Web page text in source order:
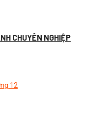
CHUYÊN NGHIỆP
12